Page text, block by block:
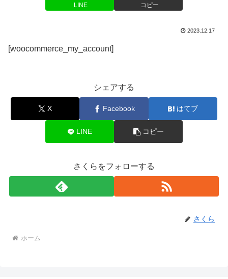
LINE コピー
2023.12.17
[woocommerce_my_account]
シェアする
X Facebook はてブ
LINE コピー
さくらをフォローする
さくら
ホーム